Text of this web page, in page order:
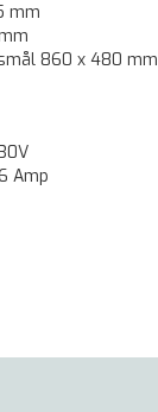
mm
860 x 480 mm
Amp